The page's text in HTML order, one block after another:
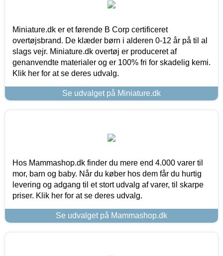
Miniature.dk er et førende B Corp certificeret
overtøjsbrand. De klæder børn i alderen 0-12 år på til al
slags vejr. Miniature.dk overtøj er produceret af
genanvendte materialer og er 100% fri for skadelig kemi.
Klik her for at se deres udvalg.
Se udvalget på Miniature.dk
Hos Mammashop.dk finder du mere end 4.000 varer til
mor, barn og baby. Når du køber hos dem får du hurtig
levering og adgang til et stort udvalg af varer, til skarpe
priser. Klik her for at se deres udvalg.
Se udvalget på Mammashop.dk